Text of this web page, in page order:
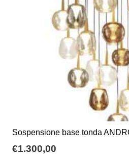
Sospensione base tonda
€1.300,00